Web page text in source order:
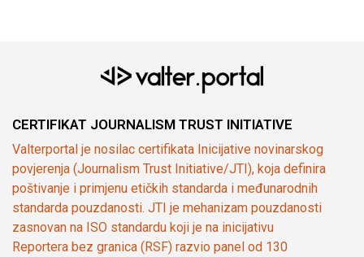
CERTIFIKAT JOURNALISM TRUST INITIATIVE
Valterportal je nosilac certifikata Inicijative novinarskog
povjerenja (Journalism Trust Initiative/JTI), koja definira
poštivanje i primjenu etičkih standarda i međunarodnih
standarda pouzdanosti. JTI je mehanizam pouzdanosti
zasnovan na ISO standardu koji je na inicijativu
Reportera bez granica (RSF) razvio panel od 130